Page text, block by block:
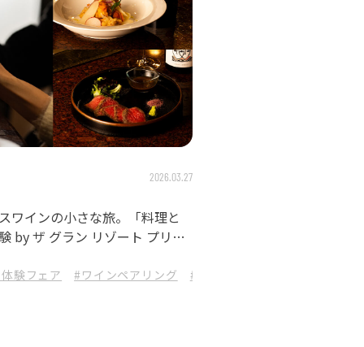
#ドライフラワー #ローカル旅
2026.03.27
ワインの小さな旅。「料理と
by ザ グラン リゾート プリン
験フェア #ワインペアリング #ソムリエ監修